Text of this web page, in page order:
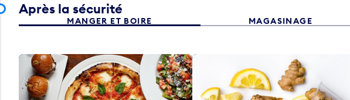
Après la sécurité
MANGER ET BOIRE MAGASINAGE